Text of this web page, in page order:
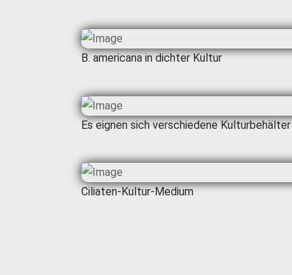
B. americana in dichter Kultur
Es eignen sich verschiedene Kulturbehälter
Ciliaten-Kultur-Medium